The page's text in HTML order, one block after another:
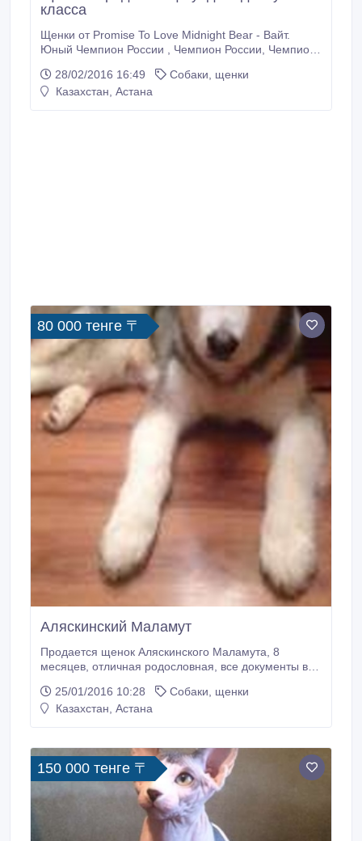
класса
Щенки от Promise To Love Midnight Bear - Вайт.
Юный Чемпион России , Чемпион России, Чемпион
украинской красотки Мишаньки Midnightbear
NUTSABOUT YOU. Родом из Белоруссии, дважды
28/02/2016 16:49
Собаки, щенки
Казахстан, Астана
80 000 тенге 〒
Аляскинский Маламут
Продается щенок Аляскинского Маламута, 8
месяцев, отличная родословная, все документы в
торг..25/01/2016 10:28
Собаки, щенки
Казахстан, Астана
150 000 тенге 〒